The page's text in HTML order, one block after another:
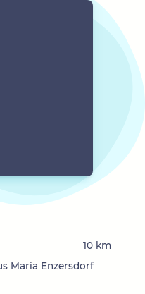
Maria Enzersdorf
10 km